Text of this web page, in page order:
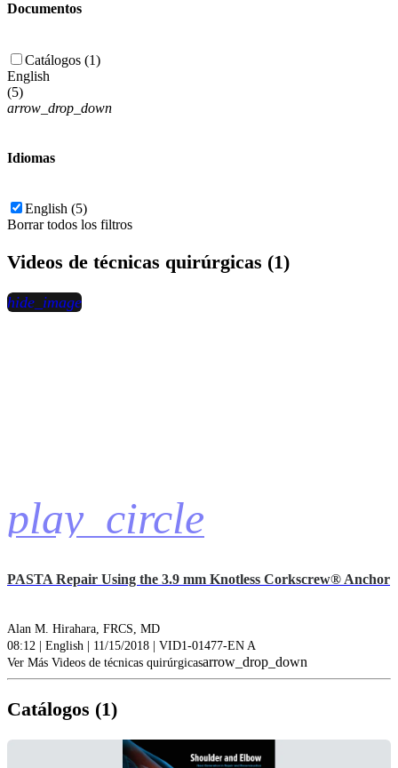
Documentos
Catálogos (1)
English
(5)
arrow_drop_down
Idiomas
English (5)
Borrar todos los filtros
Videos de técnicas quirúrgicas (1)
play_circle
hide_image
PASTA Repair Using the 3.9 mm Knotless Corkscrew® Anchor
Alan M. Hirahara, FRCS, MD
08:12 | English | 11/15/2018 | VID1-01477-EN A
Ver Más Videos de técnicas quirúrgicasarrow_drop_down
Catálogos (1)